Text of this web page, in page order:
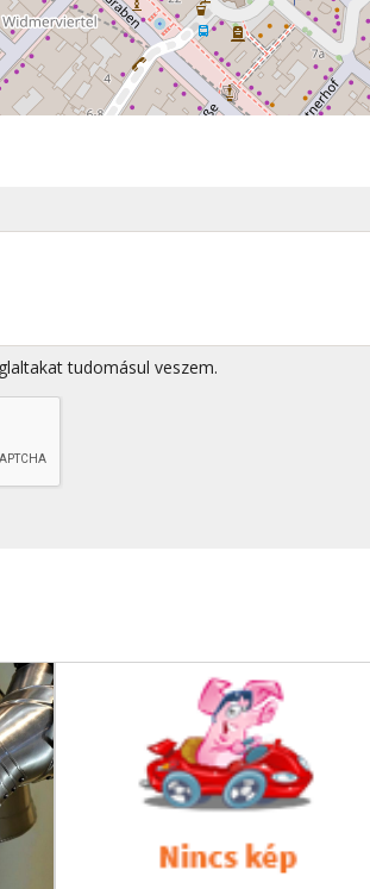
tudomásul veszem.